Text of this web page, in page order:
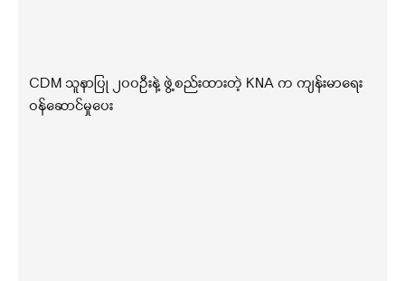
CDM သူနာပြု ၂၀၀ဦးနဲ့ ဖွဲ့စည်းထားတဲ့ KNA က ကျန်းမာရေး
ဝန်ဆောင်မှုပေး